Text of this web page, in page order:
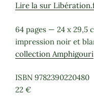
Lire la sur
64 pages — 24 x 29,5
impression noir et
collection Amphigouri
ISBN 9782390220480
22 €